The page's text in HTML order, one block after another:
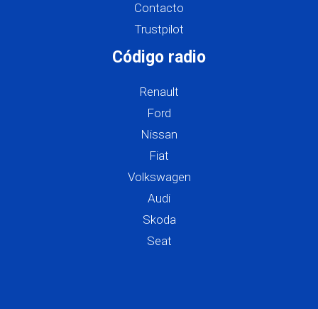
Contacto
Trustpilot
Código radio
Renault
Ford
Nissan
Fiat
Volkswagen
Audi
Skoda
Seat